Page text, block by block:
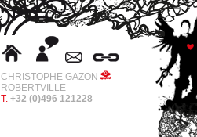
CHRISTOPHE GAZON
ROBERTVILLE
T. +32 (0)496 121228